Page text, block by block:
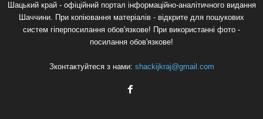
Шацький край - офіційний портал інформаційно-аналітичного видання
Шаччини. При копіювання матеріалів - відкрите для пошукових
систем гіперпосилання обов'язкове! При використанні фото -
посилання обов'язкове!
Зконтактуйтеся з нами: shackijkraj@gmail.com